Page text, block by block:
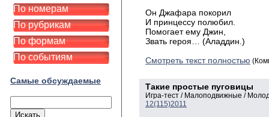
По номерам
По рубрикам
По формам
По событиям
Самые обсуждаемые
Он Джафара покорил
И принцессу полюбил.
Помогает ему Джин,
Звать героя… (Аладдин.)
Смотреть текст полностью
Такие простые пуговицы
Игра-тест / Малоподвижные /
12(115)2011